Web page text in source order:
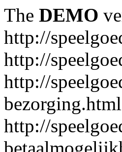
The DEMO
http://
http://
http://
bezorging.html
http://